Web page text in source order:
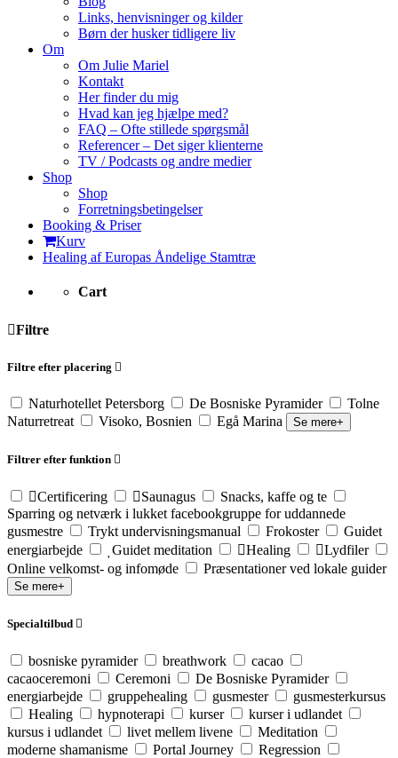
Links, henvisninger og kilder
Børn der husker tidligere liv
Om
Om Julie Mariel
Kontakt
Her finder du mig
Hvad kan jeg hjælpe med?
FAQ – Ofte stillede spørgsmål
Referencer – Det siger klienterne
TV / Podcasts og andre medier
Shop
Shop
Forretningsbetingelser
Booking & Priser
Kurv
Healing af Europas Åndelige Stamtræ
Cart
Filtre
Filtre efter placering
Naturhotellet Petersborg De Bosniske Pyramider
Tolne
Naturretreat
Visoko, Bosnien Egå Marina Se mere+
Filtrer efter funktion
Certificering Saunagus
Snacks, kaffe og te
Sparring og netværk i lukket facebookgruppe for uddannede
gusmestre
Trykt undervisningsmanual Frokoster
Guidet
energiarbejde
Guidet meditation Healing
Lydfiler
Online velkomst- og infomøde
Præsentationer ved lokale guider
Se mere+
Specialtilbud
bosniske pyramider breathwork
cacao
cacaoceremoni
Ceremoni
De Bosniske Pyramider
energiarbejde
gruppehealing gusmester
gusmesterkursus
Healing
hypnoterapi kurser
kurser i udlandet
kursus i udlandet
livet mellem livene
Meditation
moderne shamanisme
Portal Journey
Regression